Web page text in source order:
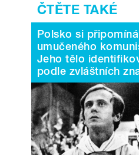
Polsko si
umučeného
Jeho tělo
podle zvláštních